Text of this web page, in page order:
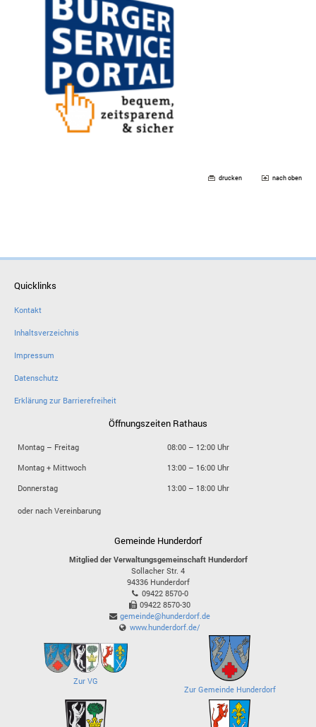
drucken nach oben
Quicklinks
Kontakt
Inhaltsverzeichnis
Impressum
Datenschutz
Erklärung zur Barrierefreiheit
Öffnungszeiten Rathaus
Montag – Freitag
08:00 – 12:00 Uhr
Montag + Mittwoch
13:00 – 16:00 Uhr
Donnerstag
13:00 – 18:00 Uhr
oder nach Vereinbarung
Gemeinde Hunderdorf
Mitglied der Verwaltungsgemeinschaft Hunderdorf
Sollacher Str. 4
94336 Hunderdorf
09422 8570-0
09422 8570-30
gemeinde@hunderdorf.de
www.hunderdorf.de/
Zur VG
Zur Gemeinde Hunderdorf